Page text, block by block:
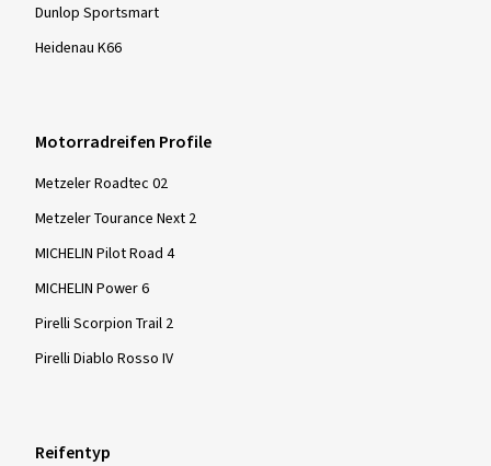
Dunlop Sportsmart
Heidenau K66
Motorradreifen Profile
Metzeler Roadtec 02
Metzeler Tourance Next 2
MICHELIN Pilot Road 4
MICHELIN Power 6
Pirelli Scorpion Trail 2
Pirelli Diablo Rosso IV
Reifentyp